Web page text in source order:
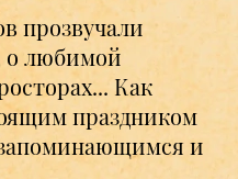
прозвучали
о любимой
Как
праздником
и